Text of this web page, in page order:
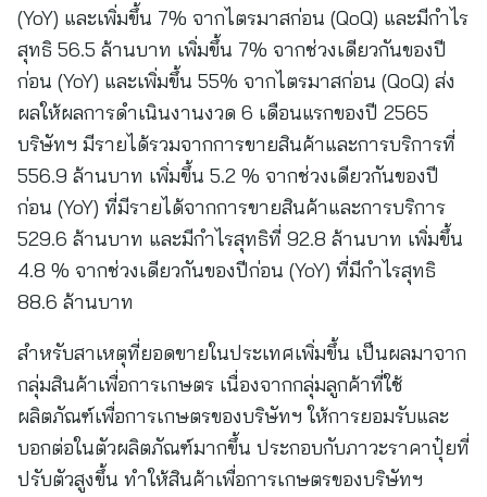
(YoY) และเพิ่มขึ้น 7% จากไตรมาสก่อน (QoQ) และมีกำไร
สุทธิ 56.5 ล้านบาท เพิ่มขึ้น 7% จากช่วงเดียวกันของปี
ก่อน (YoY) และเพิ่มขึ้น 55% จากไตรมาสก่อน (QoQ) ส่ง
ผลให้ผลการดำเนินงานงวด 6 เดือนแรกของปี 2565
บริษัทฯ มีรายได้รวมจากการขายสินค้าและการบริการที่
556.9 ล้านบาท เพิ่มขึ้น 5.2 % จากช่วงเดียวกันของปี
ก่อน (YoY) ที่มีรายได้จากการขายสินค้าและการบริการ
529.6 ล้านบาท และมีกำไรสุทธิที่ 92.8 ล้านบาท เพิ่มขึ้น
4.8 % จากช่วงเดียวกันของปีก่อน (YoY) ที่มีกำไรสุทธิ
88.6 ล้านบาท
สำหรับสาเหตุที่ยอดขายในประเทศเพิ่มขึ้น เป็นผลมาจาก
กลุ่มสินค้าเพื่อการเกษตร เนื่องจากกลุ่มลูกค้าที่ใช้
ผลิตภัณฑ์เพื่อการเกษตรของบริษัทฯ ให้การยอมรับและ
บอกต่อในตัวผลิตภัณฑ์มากขึ้น ประกอบกับภาวะราคาปุ๋ยที่
ปรับตัวสูงขึ้น ทำให้สินค้าเพื่อการเกษตรของบริษัทฯ